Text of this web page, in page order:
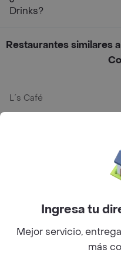
Drinks?
Restaurantes similares
L´s Café
Myriam Camhi Co
Magnifique
Ingresa tu
Mejor servicio,
más